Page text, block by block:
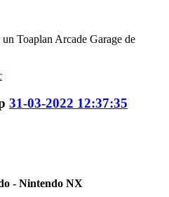
Toaplan Arcade Garage de
31-03-2022 12:37:35
- Nintendo NX